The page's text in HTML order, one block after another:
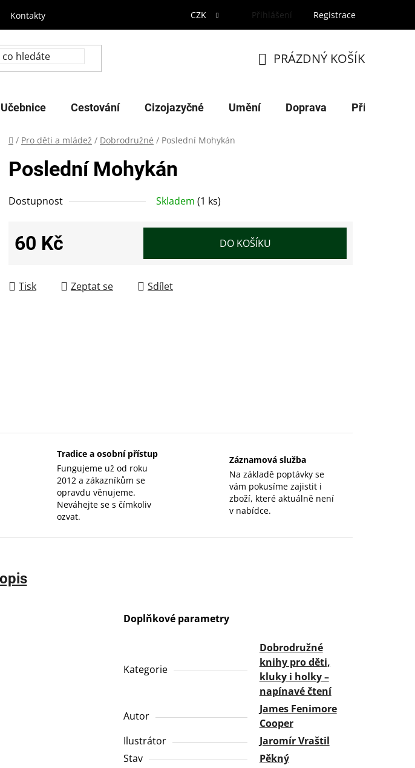
Kontakty CZK Přihlášení Registrace
KOŠÍK
PRÁZDNÝ KOŠÍK
Učebnice Cestování Cizojazyčné Umění Doprava Příroda
Domů
/ Pro děti a mládež / Dobrodružné / Poslední Mohykán
Poslední Mohykán
Dostupnost Skladem (1 ks)
60 Kč DO KOŠÍKU
Tisk Zeptat se Sdílet
Tradice a osobní přístup
Fungujeme už od roku
2012 a zákazníkům se
opravdu věnujeme.
Neváhejte se s čímkoliv
ozvat.
Záznamová služba
Na základě poptávky se
vám pokusíme zajistit i
zboží, které aktuálně není
v nabídce.
Doplňkové parametry
Kategorie
Dobrodružné
knihy pro děti,
kluky i holky –
napínavé čtení
Autor
James Fenimore
Cooper
Ilustrátor
Jaromír Vraštil
Stav
Pěkný